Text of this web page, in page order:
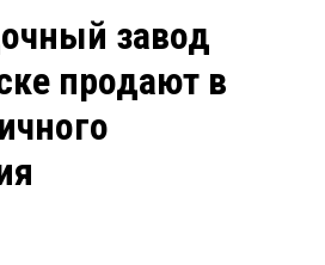
Рейтинги
Блоги
Архив
завод
продают в